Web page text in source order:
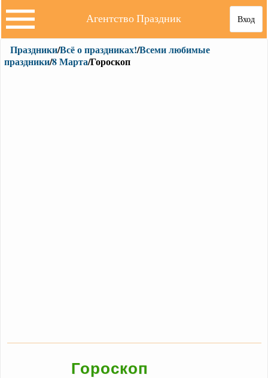
Вход
Агентство Праздник
Праздники/Всё о праздниках!/Всеми любимые
праздники/8 Марта/Гороскоп
Гороскоп